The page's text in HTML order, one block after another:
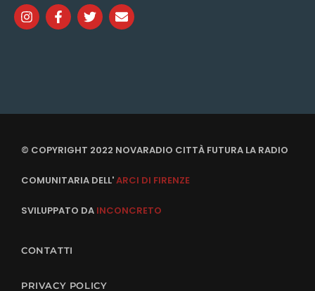
© COPYRIGHT 2022 NOVARADIO CITTÀ FUTURA LA RADIO
COMUNITARIA DELL'ARCI DI FIRENZE
SVILUPPATO DA INCONCRETO
CONTATTI
PRIVACY POLICY